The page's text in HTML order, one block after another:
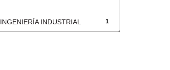
1
INGENIERÍA INDUSTRIAL